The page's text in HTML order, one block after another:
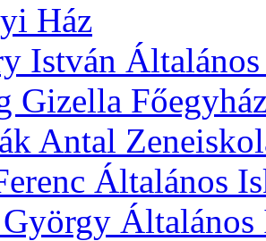
Ház
István
Gizella
Antal
Általános
György Általános